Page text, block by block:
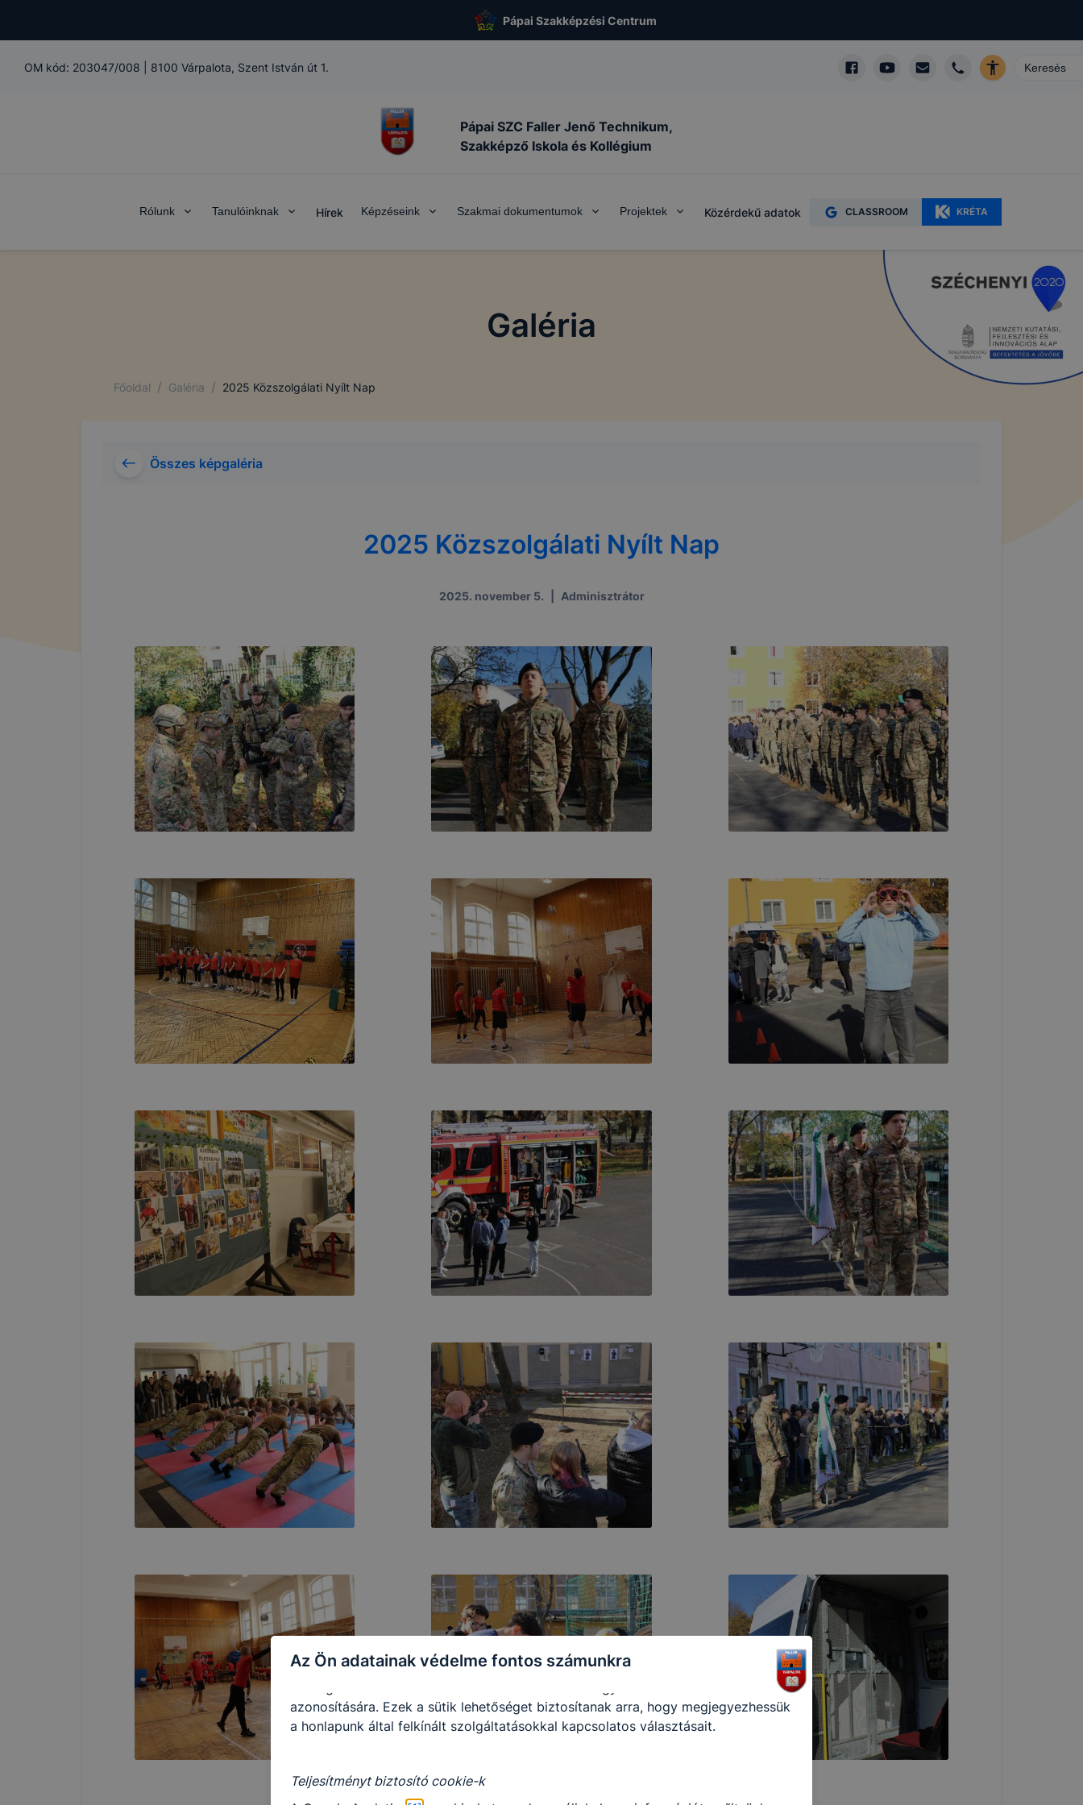
Pápai Szakképzési Centrum
OM kód: 203047/008 8100 Várpalota, Szent István út 1.
Pápai SZC Faller Jenő Technikum,
Szakképző Iskola és Kollégium
Rólunk Tanulóinknak Hírek Képzéseink Szakmai dokumentumok Projektek Közérdekű adatok CLASSROOM KRÉTA
Galéria
Főoldal / Galéria / 2025 Közszolgálati Nyílt Nap
Összes képgaléria
2025 Közszolgálati Nyílt Nap
2025. november 5. Adminisztrátor
Az Ön adatainak védelme fontos számunkra
COOKIE-K KEZELÉSE
A Pápai Szakképzési Centrum, Pápai SZC Faller Jenő Technikum, Szakképző
Iskola és Kollégium a https://pp-faller.cms.intezmeny.edir.hu/ alá tartozó
domain(ek) alatt működő honlapon cookie-kat (sütiket) használ.
látogat meg. A cookie-k számtalan funkcióval rendelkeznek. Többek között
információt gyűjtenek, megjegyzik a látogató egyéni beállításait és
általánosságban megkönnyítik a honlap használatát.
A cookie-kal weboldalunk nem gyűjt és nem tárol személyes azonosításra
alkalmas adatokat. Így ezek a cookiek nem tudják Önt személy szerint
beazonosítani.
A Pápai Szakképzési Centrum, Pápai SZC Faller Jenő Technikum, Szakképző
Iskola és Kollégium a cookie-kat a következő célokból használja:
➢ információ gyűjtése azzal kapcsolatban, hogyan használja Ön a honlapot -
annak felmérésével, hogy a honlap melyik részeit látogatja, vagy használja
leginkább, így megtudhatjuk, hogyan biztosítsunk Önnek még jobb felhasználói
élményt, ha ismét meglátogatja oldalunkat,
➢ honlap fejlesztése.
Feltétlenül szükséges, munkamenet (session) cookie-k
Ezek a cookie-k ahhoz szükségesek, hogy a felhasználók böngészhessék
honlapunkat, használják annak funkciót, pl. többek között az Ön által adott
oldalakon végzett műveletek megjegyzését egy látogatás során.
Ezen cookie-k érvényességi ideje kizárólag az Ön aktuális látogatására
vonatkozik, a munkamenet végeztével, illetve a böngésző bezárásával ezek a
cookie-k automatikusan törlődnek a számítógépéről.
Ezen cookie-k alkalmazása nélkül nem tudjuk garantálni Önnek honlapunk
használatát.
Használatot elősegítő “maradandó sütik” persistent cookie-k
A “maradandó sütik” (persistent cookie) a honlap elhagyását követően is
tárolódnak a számítógépen, notebookon vagy mobileszközön.
Ezen cookie-k segítségével a honlap felismeri Önt, mint visszatérő látogatót. A
maradandó sütik önmagukban nem hordoznak személyes adatot és csak a
kiszolgáló adatbázisában tárolt összerendeléssel együtt alkalmasak a felhasználó
azonosítására. Ezek a sütik lehetőséget biztosítanak arra, hogy megjegyezhessük
a honlapunk által felkínált szolgáltatásokkal kapcsolatos választásait.
Teljesítményt biztosító cookie-k